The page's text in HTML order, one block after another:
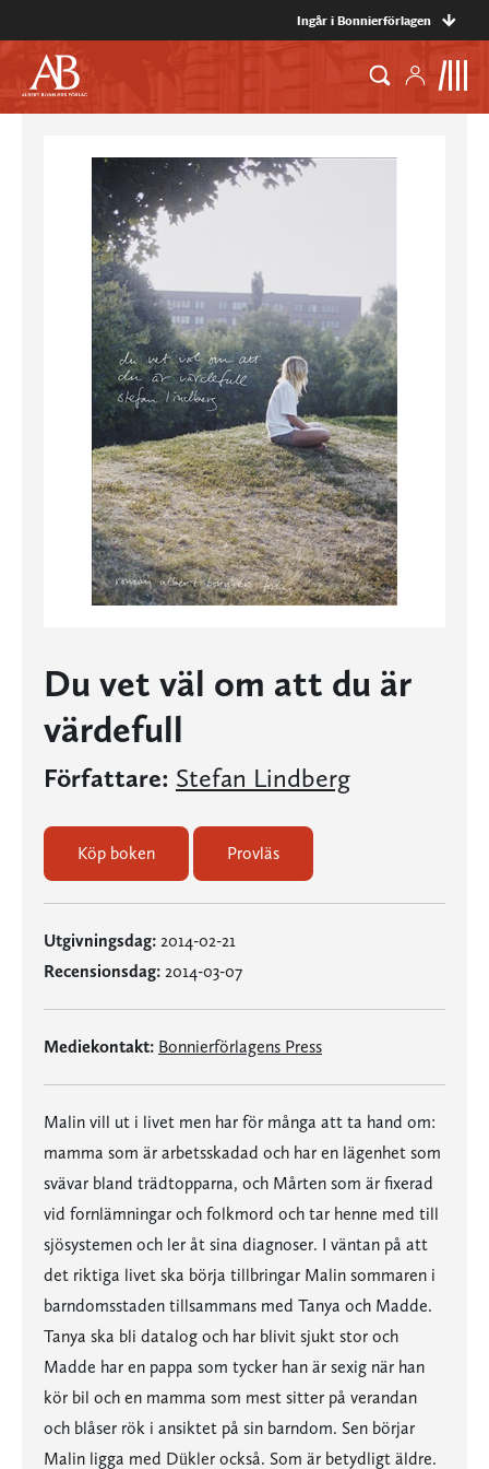
Ingår i Bonnierförlagen
Du vet väl om att du är
värdefull
Författare: Stefan Lindberg
Köp boken Provläs
Utgivningsdag: 2014-02-21
Recensionsdag: 2014-03-07
Mediekontakt: Bonnierförlagens Press
Malin vill ut i livet men har för många att ta hand om:
mamma som är arbetsskadad och har en lägenhet som
svävar bland trädtopparna, och Mårten som är fixerad
vid fornlämningar och folkmord och tar henne med till
sjösystemen och ler åt sina diagnoser. I väntan på att
det riktiga livet ska börja tillbringar Malin sommaren i
barndomsstaden tillsammans med Tanya och Madde.
Tanya ska bli datalog och har blivit sjukt stor och
Madde har en pappa som tycker han är sexig när han
kör bil och en mamma som mest sitter på verandan
och blåser rök i ansiktet på sin barndom. Sen börjar
Malin ligga med Dükler också. Som är betydligt äldre.